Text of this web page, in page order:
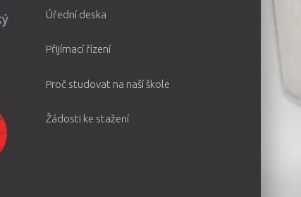
Úřední deska
Přijímací řízení
Proč studovat na naší škole
Žádosti ke stažení